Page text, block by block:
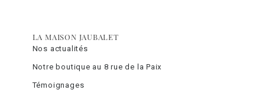
LA MAISON JAUBALET
Nos actualités
Notre boutique au 8 rue de la Paix
Témoignages